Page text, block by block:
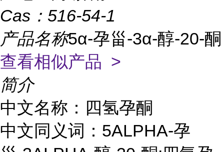
Cas： 516-54-1
产品名称5α-孕甾-3α-醇-20-酮
查看相似产品 >
简介
中文名称：四氢孕酮
中文同义词：5ALPHA-孕